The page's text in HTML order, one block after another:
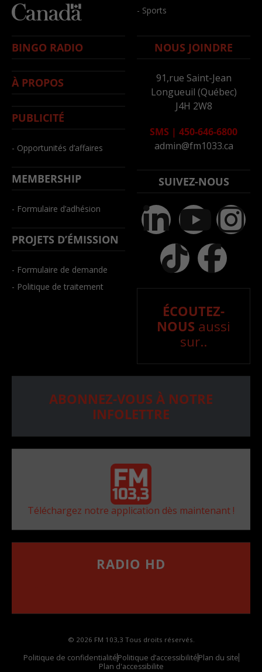
- Sports
BINGO RADIO
À PROPOS
PUBLICITÉ
- Opportunités d’affaires
MEMBERSHIP
- Formulaire d’adhésion
PROJETS D’ÉMISSION
- Formulaire de demande
- Politique de traitement
NOUS JOINDRE
91,rue Saint-Jean
Longueuil (Québec)
J4H 2W8
SMS | 450-646-6800
admin@fm1033.ca
SUIVEZ-NOUS
ÉCOUTEZ-
NOUS aussi
sur..
ABONNEZ-VOUS À NOTRE
INFOLETTRE
Téléchargez notre application dès maintenant !
RADIO HD
© 2026 FM 103,3 Tous droits réservés.
Politique de confidentialitéPolitique d’accessibilitéPlan du site
Plan d'accessibilite